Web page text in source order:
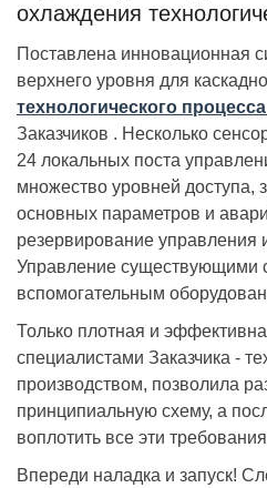
охлаждения
Поставлена инновационная
верхнего уровня для
технологического процесса
Заказчиков . Несколько
24 локальных поста
множество уровней доступа,
основных параметров и
резервирование управления
Управление существующими
вспомогательным
Только плотная и
специалистами Заказчика -
производством, позволила
принципиальную схему, а
воплотить все эти
Впереди наладка и запуск!